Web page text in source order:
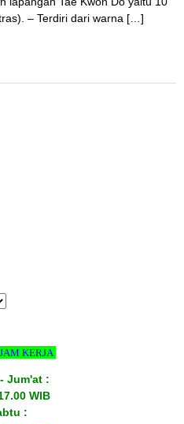
– Terdiri dari warna […]
KERJA
Jum'at :
WIB
: